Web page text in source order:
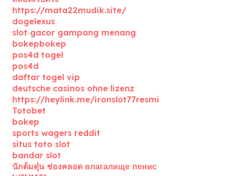
https://mata22mudik.site/
dogelexus
slot gacor gampang menang
bokepbokep
pos4d togel
pos4d
daftar togel vip
deutsche casinos ohne lizenz
https://heylink.me/ironslot77resmi
Totobet
bokep
sports wagers reddit
situs toto slot
bandar slot
นักต้มตุ๋น ช่องคลอด влагалище пенис